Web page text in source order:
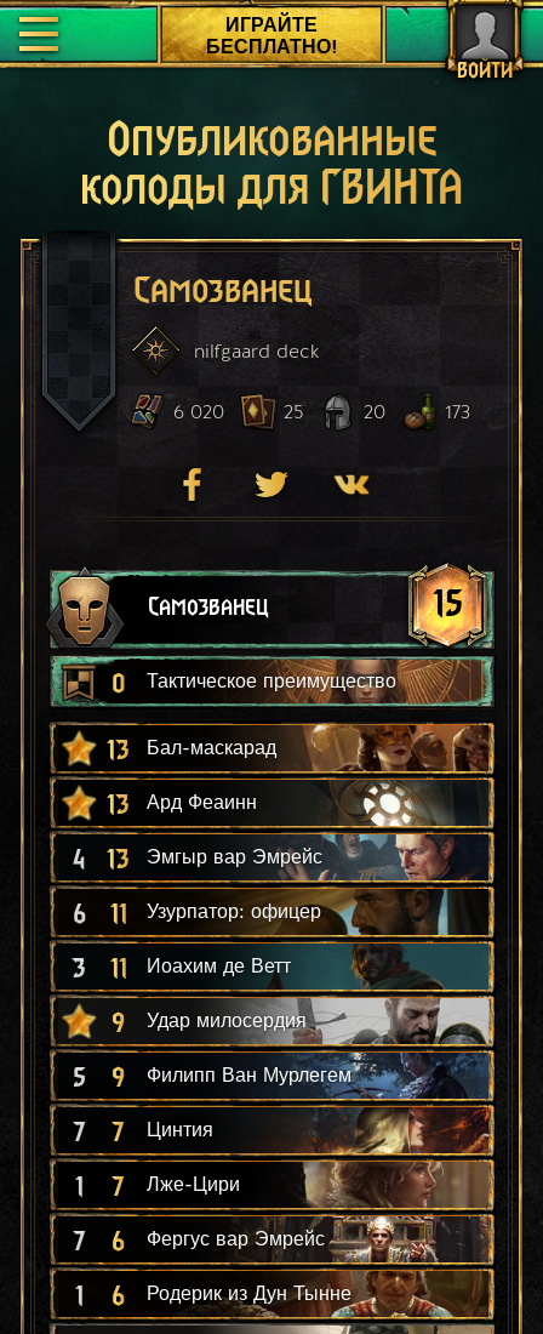
ВОЙТИ
ИГРАЙТЕ
БЕСПЛАТНО!
Опубликованные
колоды для ГВИНТА
Самозванец
nilfgaard deck
6 020 25 20 173
Самозванец 15
0 Тактическое преимущество
13 Бал-маскарад
13 Ард Феаинн
4 13 Эмгыр вар Эмрейс
6 11 Узурпатор: офицер
3 11 Иоахим де Ветт
9 Удар милосердия
5 9 Филипп Ван Мурлегем
7 7 Цинтия
1 7 Лже-Цири
7 6 Фергус вар Эмрейс
1 6 Родерик из Дун Тынне